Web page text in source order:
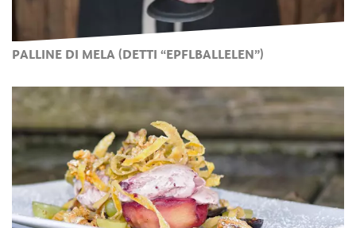
PALLINE DI MELA (DETTI “EPFLBALLELEN”)